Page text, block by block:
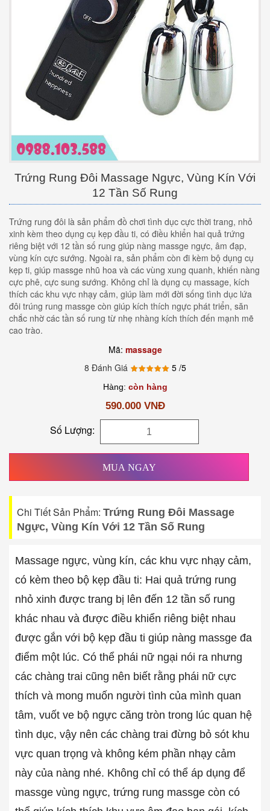
Trứng Rung Đôi Massage Ngực, Vùng Kín Với
12 Tần Số Rung
Trứng rung đôi là sản phẩm đồ chơi tình dục cực thời trang, nhỏ
xinh kèm theo dụng cụ kẹp đầu ti, có điều khiển hai quả trứng
riêng biệt với 12 tần số rung giúp nàng massge ngực, âm đạp,
vùng kín cực sướng. Ngoài ra, sản phẩm còn đi kèm bộ dụng cụ
kẹp ti, giúp massge nhũ hoa và các vùng xung quanh, khiến nàng
cực phê, cực sung sướng. Không chỉ là dụng cụ massage, kích
thích các khu vực nhạy cảm, giúp làm mới đời sống tình dục lứa
đôi trúng rung massge còn giúp kích thích ngực phát triển, săn
chắc nhờ các tần số rung từ nhẹ nhàng kích thích đến mạnh mẽ
cao trào.
Mã: massage
8 Đánh Giá
5 /5
Hàng: còn hàng
590.000 VNĐ
Số Lượng:
MUA NGAY
Chi Tiết Sản Phẩm: Trứng Rung Đôi Massage
Ngực, Vùng Kín Với 12 Tần Số Rung
Massage ngực, vùng kín, các khu vực nhạy cảm,
có kèm theo bộ kẹp đầu ti: Hai quả trứng rung
nhỏ xinh được trang bị lên đến 12 tần số rung
khác nhau và được điều khiển riêng biệt nhau
được gắn với bộ kẹp đầu ti giúp nàng massge đa
điểm một lúc. Có thể phái nữ ngại nói ra nhưng
các chàng trai cũng nên biết rằng phái nữ cực
thích và mong muốn người tình của mình quan
tâm, vuốt ve bộ ngực căng tròn trong lúc quan hệ
tình dục, vậy nên các chàng trai đừng bỏ sót khu
vực quan trọng và không kém phần nhạy cảm
này của nàng nhé. Không chỉ có thể áp dụng để
massge vùng ngực, trứng rung massge còn có